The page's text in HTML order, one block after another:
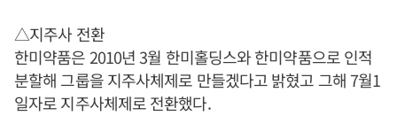
△지주사 전환
한미약품은 2010년 3월 한미홀딩스와 한미약품으로 인적
분할해 그룹을 지주사체제로 만들겠다고 밝혔고 그해 7월1
일자로 지주사체제로 전환했다.